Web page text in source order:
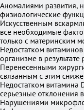
Аномалиями развития,
физиологические
Искусственным
все необходимые
только с материнским
Недостатком
организме в
Перенесенными
связанным с этим
Недостатком витамина
серьезные отклонения
Нарушениями